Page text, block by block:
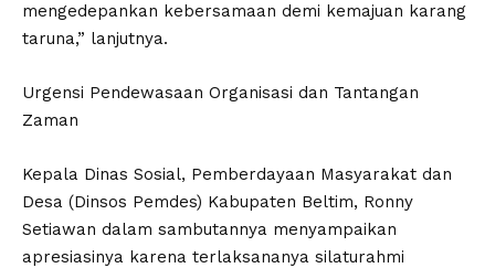
mengedepankan kebersamaan demi kemajuan karang
taruna,” lanjutnya.
Urgensi Pendewasaan Organisasi dan Tantangan
Zaman
Kepala Dinas Sosial, Pemberdayaan Masyarakat dan
Desa (Dinsos Pemdes) Kabupaten Beltim, Ronny
Setiawan dalam sambutannya menyampaikan
apresiasinya karena terlaksananya silaturahmi